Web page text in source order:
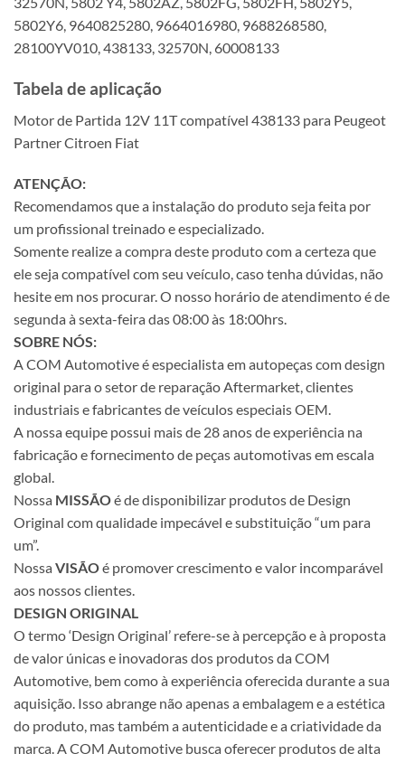
5802Y6, 9640825280, 9664016980, 9688268580,
28100YV010, 438133, 32570N, 60008133
Tabela de aplicação
Motor de Partida 12V 11T compatível 438133 para Peugeot
Partner Citroen Fiat
ATENÇÃO:
Recomendamos que a instalação do produto seja feita por
um profissional treinado e especializado.
Somente realize a compra deste produto com a certeza que
ele seja compatível com seu veículo, caso tenha dúvidas, não
hesite em nos procurar. O nosso horário de atendimento é de
segunda à sexta-feira das 08:00 às 18:00hrs.
SOBRE NÓS:
A COM Automotive é especialista em autopeças com design
original para o setor de reparação Aftermarket, clientes
industriais e fabricantes de veículos especiais OEM.
A nossa equipe possui mais de 28 anos de experiência na
fabricação e fornecimento de peças automotivas em escala
global.
Nossa MISSÃOé de disponibilizar produtos de Design
Original com qualidade impecável e substituição “um para
um”.
Nossa VISÃOé promover crescimento e valor incomparável
aos nossos clientes.
DESIGN ORIGINAL
O termo ‘Design Original’ refere-se à percepção e à proposta
de valor únicas e inovadoras dos produtos da COM
Automotive, bem como à experiência oferecida durante a sua
aquisição. Isso abrange não apenas a embalagem e a estética
do produto, mas também a autenticidade e a criatividade da
marca. A COM Automotive busca oferecer produtos de alta